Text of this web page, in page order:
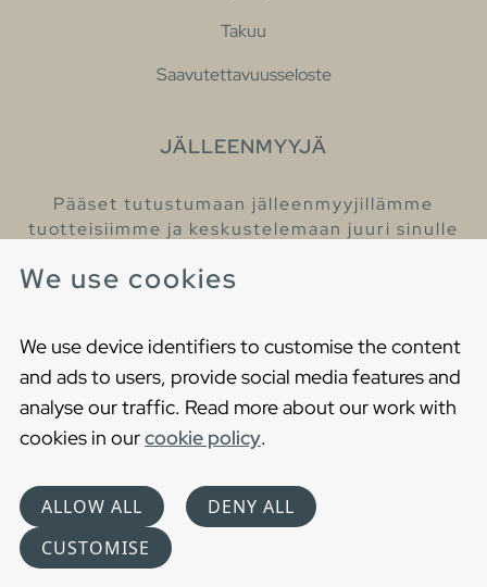
We use cookies
We use device identifiers to customise the content
and ads to users, provide social media features and
analyse our traffic. Read more about our work with
cookies in ourcookie policy.
ALLOW ALL
DENY ALL
CUSTOMISE
Takuu
Saavutettavuusseloste
JÄLLEENMYYJÄ
Pääset tutustumaan jälleenmyyjillämme
tuotteisiimme ja keskustelemaan juuri sinulle
Cookies
Privacy statement
Choose language